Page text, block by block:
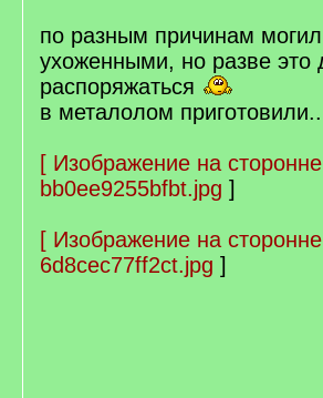
по разным причинам
ухоженными, но разве это
распоряжаться
в металолом
[ Изображение на
bb0ee9255bfbt.jpg ]
[ Изображение на
6d8cec77ff2ct.jpg ]